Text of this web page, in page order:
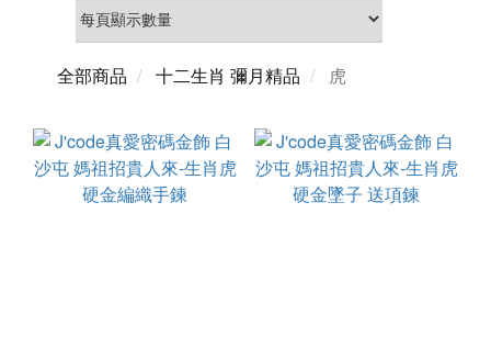
全部商品 十二生肖 彌月精品 虎